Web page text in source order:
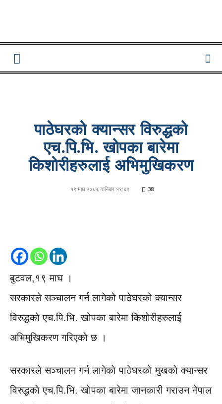
Lumbini
पाठेघरको क्यान्सर विरुद्धको
एच.पि.भि. खोपका बारेमा
किशाेरीहरुलाई अभिमुखिकरण
१९ माघ २०८१, शनिबार १९:४२ 38
बुटवल,१९ माघ ।
सरकारले सञ्चालन गर्न लागेको पाठेघरको क्यान्सर
विरुद्धको एच.पि.भि. खोपका बारेमा किशाेरीहरुलाई
अभिमुखिकरण गरिएकाे छ ।
सरकारले सञ्चालन गर्न लागेकाे पाठेघरकाे मुखकाे क्यान्सर
विरुद्धकाे एच.पि.भि. खाेपका बारेमा जानकारी गराउन नेपाल